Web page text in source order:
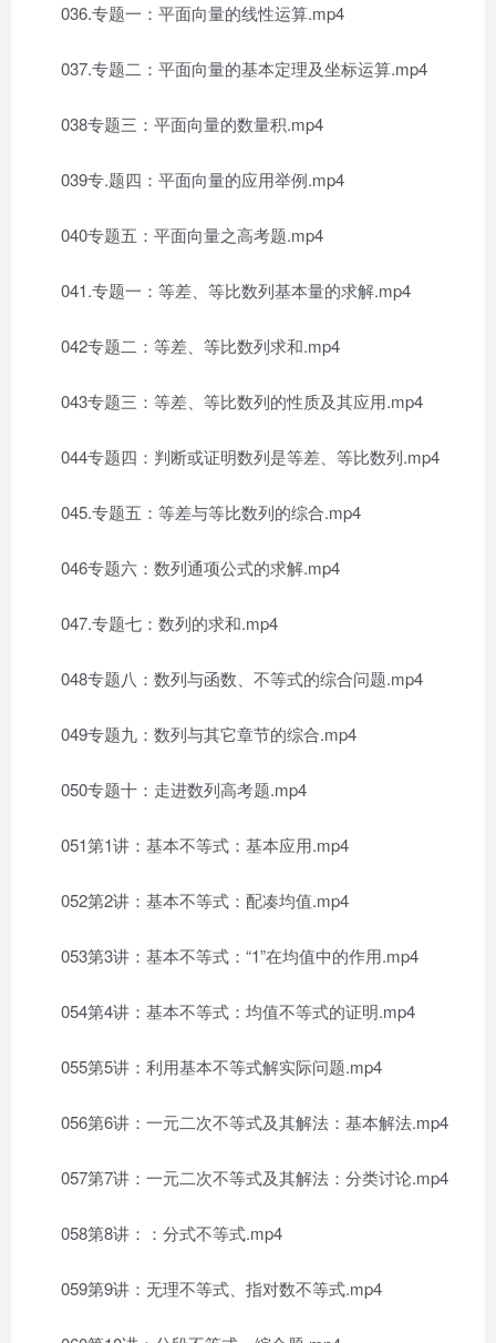
036.专题一：平面向量的线性运算.mp4
037.专题二：平面向量的基本定理及坐标运算.mp4
038专题三：平面向量的数量积.mp4
039专.题四：平面向量的应用举例.mp4
040专题五：平面向量之高考题.mp4
041.专题一：等差、等比数列基本量的求解.mp4
042专题二：等差、等比数列求和.mp4
043专题三：等差、等比数列的性质及其应用.mp4
044专题四：判断或证明数列是等差、等比数列.mp4
045.专题五：等差与等比数列的综合.mp4
046专题六：数列通项公式的求解.mp4
047.专题七：数列的求和.mp4
048专题八：数列与函数、不等式的综合问题.mp4
049专题九：数列与其它章节的综合.mp4
050专题十：走进数列高考题.mp4
051第1讲：基本不等式：基本应用.mp4
052第2讲：基本不等式：配凑均值.mp4
053第3讲：基本不等式：“1”在均值中的作用.mp4
054第4讲：基本不等式：均值不等式的证明.mp4
055第5讲：利用基本不等式解实际问题.mp4
056第6讲：一元二次不等式及其解法：基本解法.mp4
057第7讲：一元二次不等式及其解法：分类讨论.mp4
058第8讲：：分式不等式.mp4
059第9讲：无理不等式、指对数不等式.mp4